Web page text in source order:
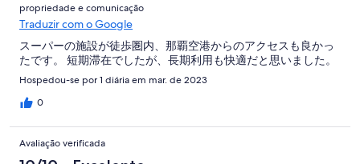
propriedade e comunicação
Traduzir com o Google
スーパーの施設が徒歩圏内、那覇空港からのアクセスも良かっ
たです。 短期滞在でしたが、長期利用も快適だと思いました。
Hospedou-se por 1 diária em mar. de 2023
0
Avaliação verificada